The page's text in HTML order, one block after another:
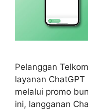
Pelanggan
layanan
melalui promo
ini, langganan